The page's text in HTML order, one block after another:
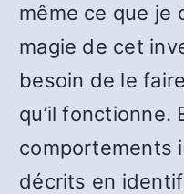
même ce que je
magie de cet
besoin de le
qu’il fonctionne.
comportements
décrits en